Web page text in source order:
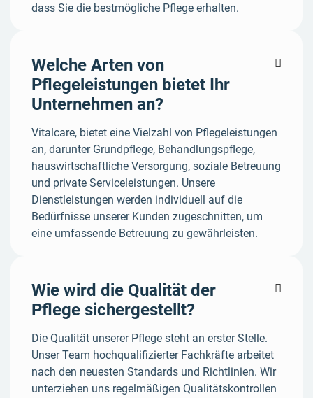
dass Sie die bestmögliche Pflege erhalten.
Welche Arten von
Pflegeleistungen bietet Ihr
Unternehmen an?

Vitalcare, bietet eine Vielzahl von Pflegeleistungen
an, darunter Grundpflege, Behandlungspflege,
hauswirtschaftliche Versorgung, soziale Betreuung
und private Serviceleistungen. Unsere
Dienstleistungen werden individuell auf die
Bedürfnisse unserer Kunden zugeschnitten, um
eine umfassende Betreuung zu gewährleisten.
Wie wird die Qualität der
Pflege sichergestellt?

Die Qualität unserer Pflege steht an erster Stelle.
Unser Team hochqualifizierter Fachkräfte arbeitet
nach den neuesten Standards und Richtlinien. Wir
unterziehen uns regelmäßigen Qualitätskontrollen